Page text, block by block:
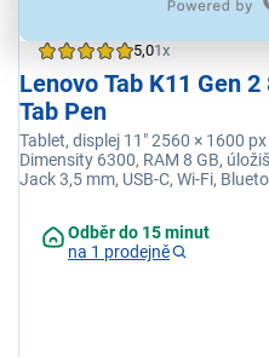
5,01x
Lenovo Tab K11 Gen
Tab Pen
Tablet, displej 11" 2560 × 1600
Dimensity 6300, RAM 8 GB,
Jack 3,5 mm, USB-C, Wi-Fi,
Odběr do 15 minut
na 1 prodejně